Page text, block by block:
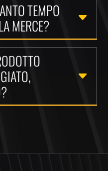
TEMPO
MERCE?